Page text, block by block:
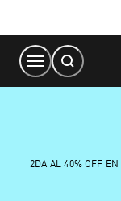
Content
2DA AL 40% OFF